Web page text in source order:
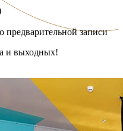
записи
и выходных!